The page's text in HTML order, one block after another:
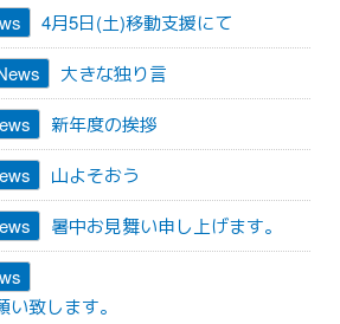
4月5日(土)移動支援にて
大きな独り言
新年度の挨拶
山よそおう
暑中お見舞い申し上げます。
致します。